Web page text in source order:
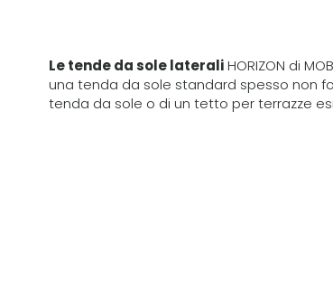
Le tende da sole lateraliHORIZON di
una tenda da sole standard spesso non
tenda da sole o di un tetto per terrazze